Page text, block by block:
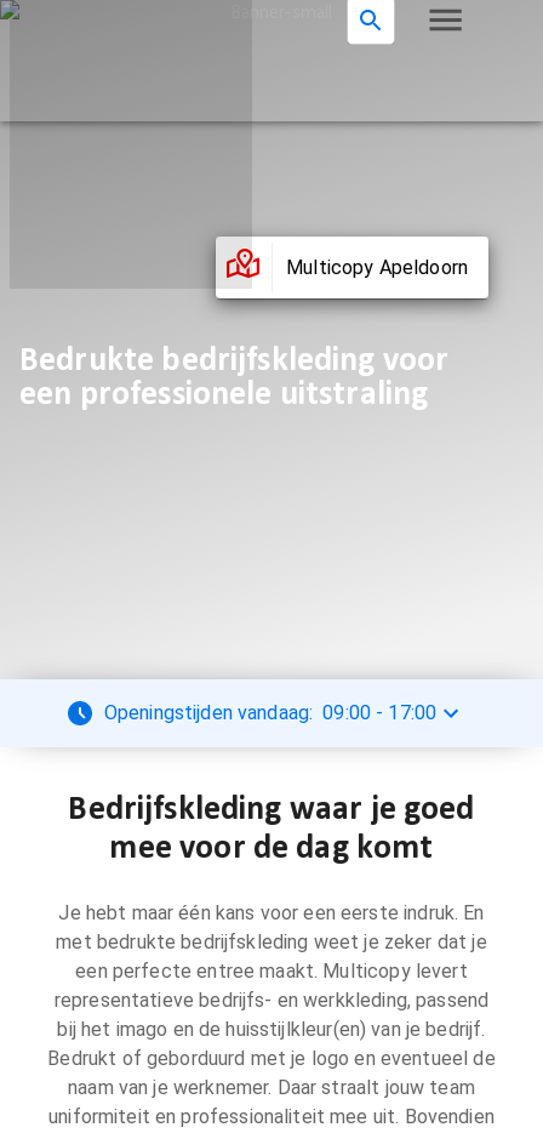
Multicopy Apeldoorn
Bedrukte bedrijfskleding voor
een professionele uitstraling
Openingstijden vandaag: 09:00 - 17:00
Bedrijfskleding waar je goed
mee voor de dag komt
Je hebt maar één kans voor een eerste indruk. En
met bedrukte bedrijfskleding weet je zeker dat je
een perfecte entree maakt. Multicopy levert
representatieve bedrijfs- en werkkleding, passend
bij het imago en de huisstijlkleur(en) van je bedrijf.
Bedrukt of geborduurd met je logo en eventueel de
naam van je werknemer. Daar straalt jouw team
uniformiteit en professionaliteit mee uit. Bovendien